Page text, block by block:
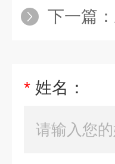
下一篇：
* 姓名：